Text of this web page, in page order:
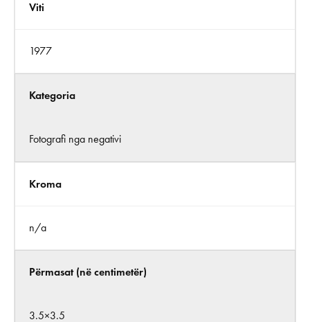
Viti
1977
Kategoria
Fotografi nga negativi
Kroma
n/a
Përmasat (në centimetër)
3.5×3.5